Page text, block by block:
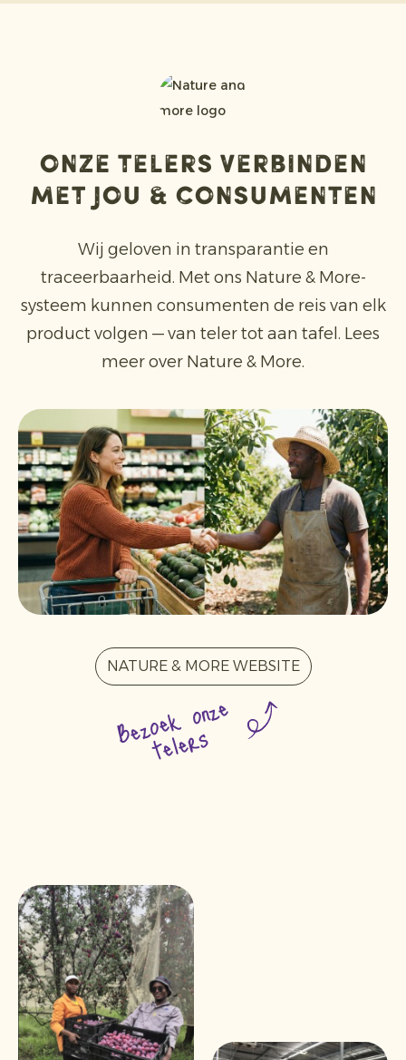
Onze telers verbinden
met jou & consumenten
Wij geloven in transparantie en
traceerbaarheid. Met ons Nature & More-
systeem kunnen consumenten de reis van elk
product volgen — van teler tot aan tafel. Lees
meer over Nature & More.
NATURE & MORE WEBSITE
Bezoek onze
telers